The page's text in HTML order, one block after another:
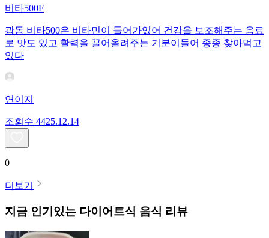
비타500F
광동 비타500은 비타민이 들어가있어 건강을 보조해주는 음료
로 맛도 있고 활력을 끌어올려주는 기분이들어 종종 찾아먹고
있다
연이지
조회수 4425.12.14
0
더보기
지금 인기있는 다이어트식 음식 리뷰